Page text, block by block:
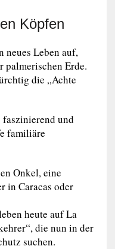
Köpfen
neues Leben auf,
palmerischen Erde.
die „Achte
faszinierend und
familiäre
Onkel, eine
in Caracas oder
heute auf La
die nun in der
suchen.